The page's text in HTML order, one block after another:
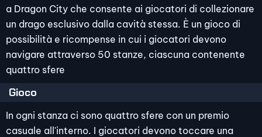
a Dragon City che consente ai giocatori di collezionare
un drago esclusivo dalla cavità stessa. È un gioco di
possibilità e ricompense in cui i giocatori devono
navigare attraverso 50 stanze, ciascuna contenente
quattro sfere
Gioco
In ogni stanza ci sono quattro sfere con un premio
casuale all'interno. I giocatori devono toccare una